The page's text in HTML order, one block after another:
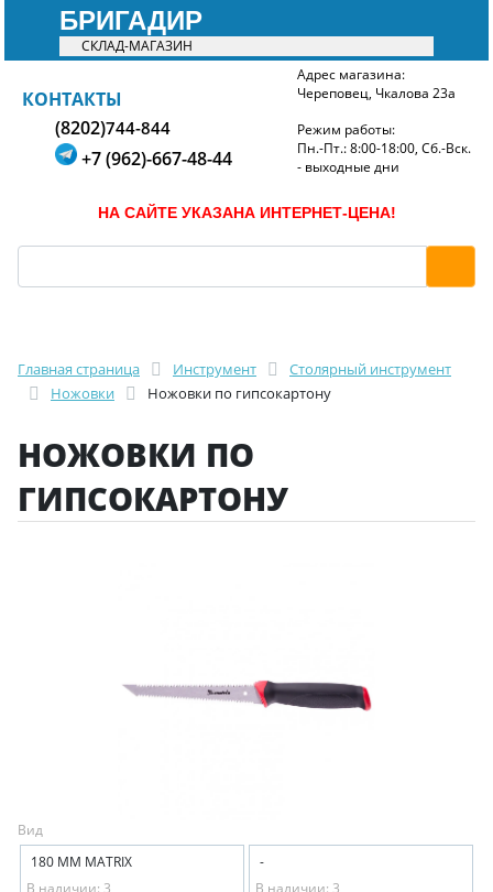
БРИГАДИР
СКЛАД-МАГАЗИН
БРИГАДИР
КОНТАКТЫ
(8202)744-844
+7 (962)-667-48-44
Адрес магазина:
Череповец, Чкалова 23а
Режим работы:
Пн.-Пт.: 8:00-18:00, Сб.-Вск.
- выходные дни
НА САЙТЕ УКАЗАНА ИНТЕРНЕТ-ЦЕНА!
Главная страница Инструмент
Столярный инструмент
Ножовки
Ножовки по гипсокартону
НОЖОВКИ ПО
ГИПСОКАРТОНУ
Вид
180 ММ MATRIX
В наличии: 3
-
В наличии: 3